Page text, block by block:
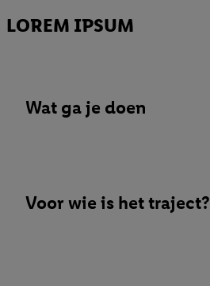
LOREM IPSUM
Wat ga je doen
Voor wie is het traject?